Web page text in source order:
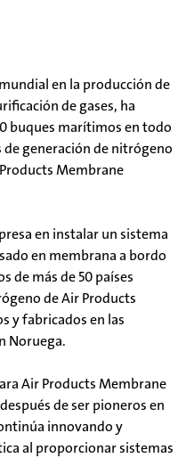
en la producción de
de gases, ha
buques marítimos en todo
generación de nitrógeno
Membrane
en instalar un sistema
en membrana a bordo
de más de 50 países
de Air Products
y fabricados en las
Noruega.
Air Products Membrane
de ser pioneros en
innovando y
al proporcionar sistemas